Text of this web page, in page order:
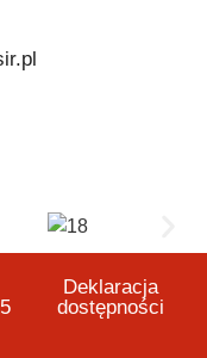
Deklaracja
dostępności